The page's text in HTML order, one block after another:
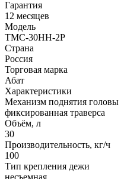
Гарантия
12 месяцев
Модель
ТМС-30НН-2Р
Страна
Россия
Торговая марка
Абат
Характеристики
Механизм поднятия головы
фиксированная траверса
Объём, л
30
Производительность, кг/ч
100
Тип крепления дежи
несъемная